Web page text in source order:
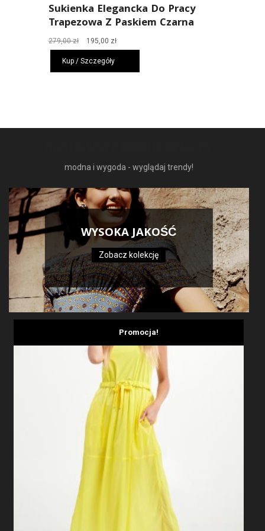
Sukienka Elegancka Do Pracy
Trapezowa Z Paskiem Czarna
279,00zł
Pierwotna
cena
wynosiła:
279,00 zł.
195,00 złAktualna
cena
195,00 zł.
Kup / Szczegóły
modna i wygoda - wyglądaj trendy!
WYSOKA JAKOŚĆ
Zobacz kolekcję
Promocja!